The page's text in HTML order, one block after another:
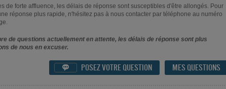
de forte affluence, les délais de réponse sont susceptibles d'être allongés. Pour
réponse plus rapide, n'hésitez pas à nous contacter par téléphone au numéro
de questions actuellement en attente, les délais de réponse sont plus
de nous en excuser.
 POSEZ VOTRE QUESTION MES QUESTIONS